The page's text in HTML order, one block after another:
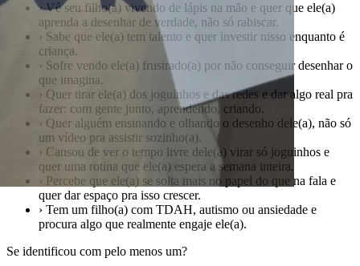
›Vê seu filho(a) vivendo de lápis na mão e quer que ele(a)
aprenda a desenhar de verdade, não só rabiscar.
› Sabe que ele(a) tem talento e quer investir nisso enquanto é
criança.
› Sofre vendo ele(a) frustrado(a) por não conseguir desenhar o
que imagina.
› Quer tirar ele(a) dos joguinhos e das redes e dar algo real pra
fazer: com gente junto, aprendendo, criando.
› Quer alguém ensinando e olhando o desenho dele(a), não só
um vídeo pra assistir sozinho(a).
› Cansou de ver o tempo livre dele(a) virar só joguinhos e
quer uma rotina que ele(a) espera a semana inteira.
› Percebe que ele(a) se solta mais no papel do que na fala e
quer dar espaço pra isso crescer.
› Tem um filho(a) com TDAH, autismo ou ansiedade e
procura algo que realmente engaje ele(a).
Se identificou com pelo menos um?